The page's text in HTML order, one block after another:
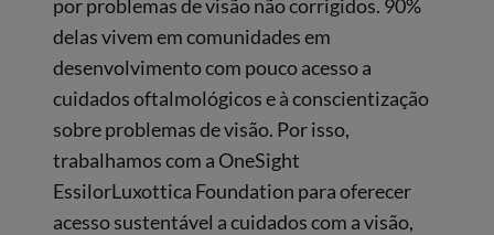
por problemas de visão não corrigidos. 90%
delas vivem em comunidades em
desenvolvimento com pouco acesso a
cuidados oftalmológicos e à conscientização
sobre problemas de visão. Por isso,
trabalhamos com a OneSight
EssilorLuxottica Foundation para oferecer
acesso sustentável a cuidados com a visão,